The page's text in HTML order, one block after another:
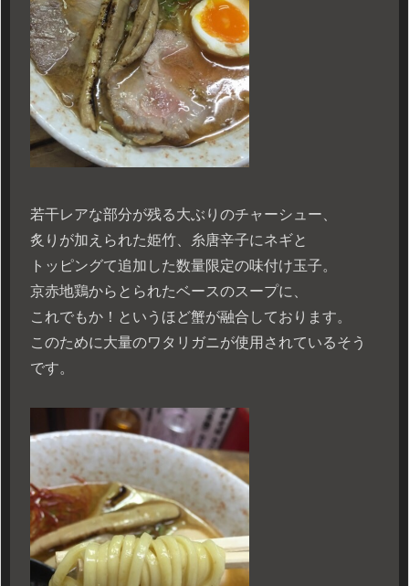
若干レアな部分が残る大ぶりのチャーシュー、
炙りが加えられた姫竹、糸唐辛子にネギと
トッピングて追加した数量限定の味付け玉子。
京赤地鶏からとられたベースのスープに、
これでもか！というほど蟹が融合しております。
このために大量のワタリガニが使用されているそう
です。